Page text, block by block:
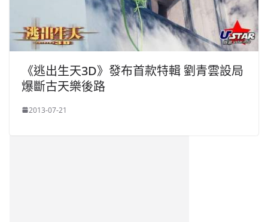
《逃出生天3D》發布首款特輯 劉青雲設局
爆斷古天樂後路
2013-07-21